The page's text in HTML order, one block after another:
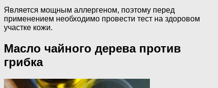
Является мощным аллергеном, поэтому перед
применением необходимо провести тест на здоровом
участке кожи.
Масло чайного дерева против
грибка